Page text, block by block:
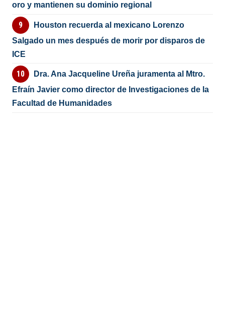
oro y mantienen su dominio regional
Houston recuerda al mexicano Lorenzo
Salgado un mes después de morir por disparos de
ICE
Dra. Ana Jacqueline Ureña juramenta al Mtro.
Efraín Javier como director de Investigaciones de la
Facultad de Humanidades